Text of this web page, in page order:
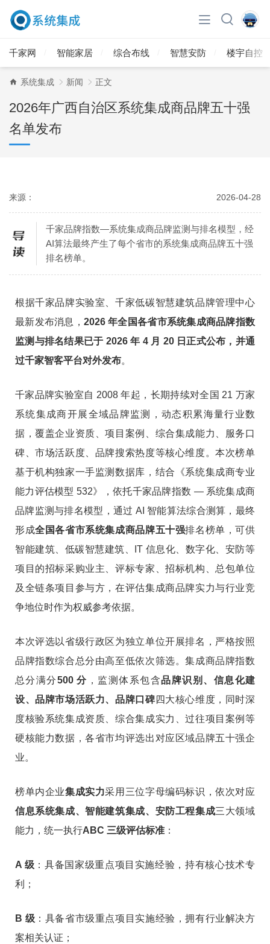
千家网 智能家居 综合布线 智慧安防 楼宇自控
系统集成 新闻 正文
2026年广西自治区系统集成商品牌五十强
名单发布
来源： 2026-04-28
千家品牌指数—系统集成商品牌监测与排名模型，经
AI算法最终产生了每个省市的系统集成商品牌五十强
排名榜单。
根据千家品牌实验室、千家低碳智慧建筑品牌管理中心
最新发布消息， 2026 年全国各省市系统集成商品牌指数
监测与排名结果已于 2026 年 4月 20日正式公布，并通
过千家智客平台对外发布。
千家品牌实验室自 2008 年起，长期持续对全国 21 万家
系统集成商开展全域品牌监测，动态积累海量行业数
据，覆盖企业资质、项目案例、综合集成能力、服务口
碑、市场活跃度、品牌搜索热度等核心维度。本次榜单
基于机构独家一手监测数据库，结合《系统集成商专业
能力评估模型 532》，依托千家品牌指数 — 系统集成商
品牌监测与排名模型，通过 AI 智能算法综合测算，最终
形成全国各省市系统集成商品牌五十强排名榜单，可供
智能建筑、低碳智慧建筑、IT 信息化、数字化、安防等
项目的招标采购业主、评标专家、招标机构、总包单位
及全链条项目参与方，在评估集成商品牌实力与行业竞
争地位时作为权威参考依据。
本次评选以省级行政区为独立单位开展排名，严格按照
品牌指数综合总分由高至低依次筛选。集成商品牌指数
总分满分500 分 ，监测体系包含品牌识别、信息化建
设、品牌市场活跃力、品牌口碑四大核心维度，同时深
度核验系统集成资质、综合集成实力、过往项目案例等
硬核能力数据，各省市均评选出对应区域品牌五十强企
业。
榜单内企业集成实力采用三位字母编码标识，依次对应
信息系统集成、智能建筑集成、安防工程集成三大领域
能力，统一执行ABC 三级评估标准 ：
A 级 ：具备国家级重点项目实施经验，持有核心技术专
利；
B 级 ：具备省市级重点项目实施经验，拥有行业解决方
案相关认证；